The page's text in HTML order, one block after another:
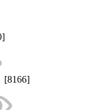
[8166]